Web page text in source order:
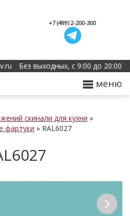
+7 (499) 2-200-300
Без выходных, с 9:00 до 20:00
меню
скинали для кухни »
фартуки » RAL6027